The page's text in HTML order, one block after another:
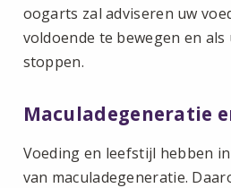
oogarts zal adviseren uw
voldoende te bewegen en
stoppen.
Maculadegeneratie
Voeding en leefstijl hebben
van maculadegeneratie.